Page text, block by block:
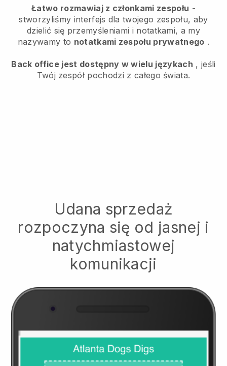
Łatwo rozmawiaj z członkami zespołu -
stworzyliśmy interfejs dla twojego zespołu, aby
dzielić się przemyśleniami i notatkami, a my
nazywamy to notatkami zespołu prywatnego .
Back office jest dostępny w wielu językach , jeśli
Twój zespół pochodzi z całego świata.
Udana sprzedaż
rozpoczyna się od jasnej i
natychmiastowej
komunikacji